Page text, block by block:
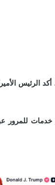
الرئيس
للمرور